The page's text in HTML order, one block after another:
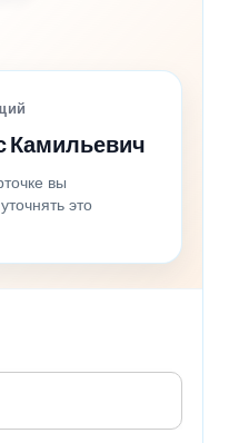
Камильевич
вы
это